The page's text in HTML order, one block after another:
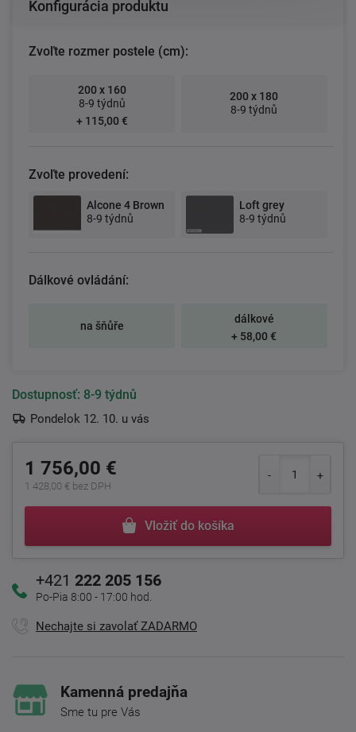
Konfigurácia produktu
Zvoľte rozmer postele (cm):
200 x 160
8-9 týdnů
+ 115,00 €
200 x 180
8-9 týdnů
Zvoľte provedení:
Alcone 4 Brown
8-9 týdnů
Loft grey
8-9 týdnů
Dálkové ovládání:
na šňůře
dálkové
+ 58,00 €
Dostupnosť: 8-9 týdnů
Pondelok 12. 10. u vás
1 756,00 €
1 428,00 € bez DPH
Vložiť do košíka
+421 222 205 156
Po-Pia 8:00 - 17:00 hod.
Nechajte si zavolať ZADARMO
Kamenná predajňa
Sme tu pre Vás